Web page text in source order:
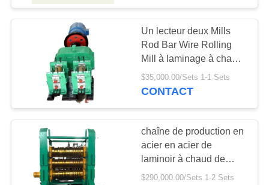
Un lecteur deux Mills
Rod Bar Wire Rolling
Mill à laminage à chaud
continu
$35,000.00/Sets 1-1 Sets
CONTACT
chaîne de production en
acier en acier de
laminoir à chaud de
l'anglel 3-5t/h en acier
$290,000.00/Sets 1-2 Sets